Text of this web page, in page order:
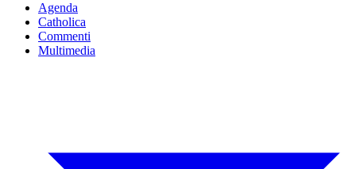
Agenda
Catholica
Commenti
Multimedia